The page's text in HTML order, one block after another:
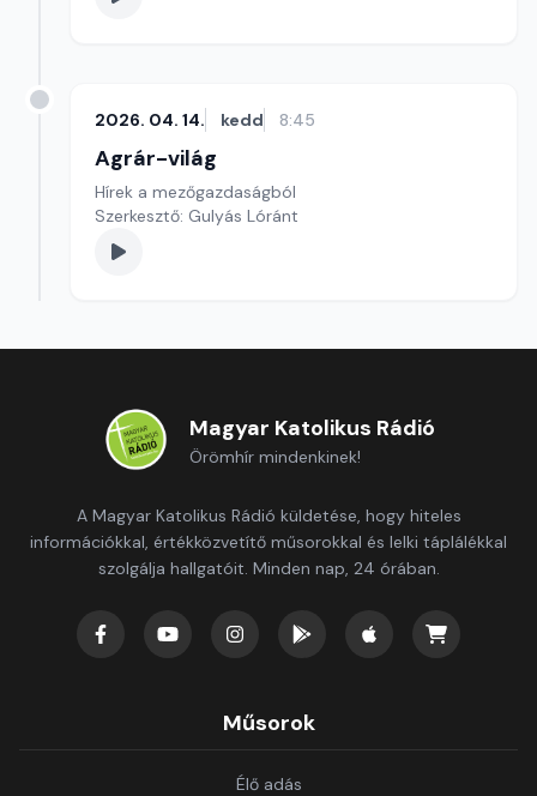
2026. 04. 14. kedd 8:45
Agrár-világ
Hírek a mezőgazdaságból
Szerkesztő: Gulyás Lóránt
Magyar Katolikus Rádió
Örömhír mindenkinek!
A Magyar Katolikus Rádió küldetése, hogy hiteles
információkkal, értékközvetítő műsorokkal és lelki táplálékkal
szolgálja hallgatóit. Minden nap, 24 órában.
Műsorok
Élő adás